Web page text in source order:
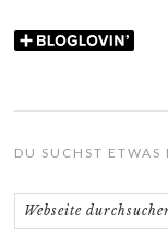
DU SUCHST ETWAS